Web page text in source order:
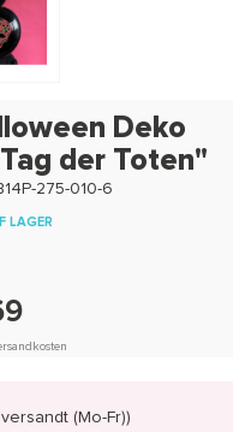
Deko
der Toten"
275-010-6
LAGER
(Mo-Fr))